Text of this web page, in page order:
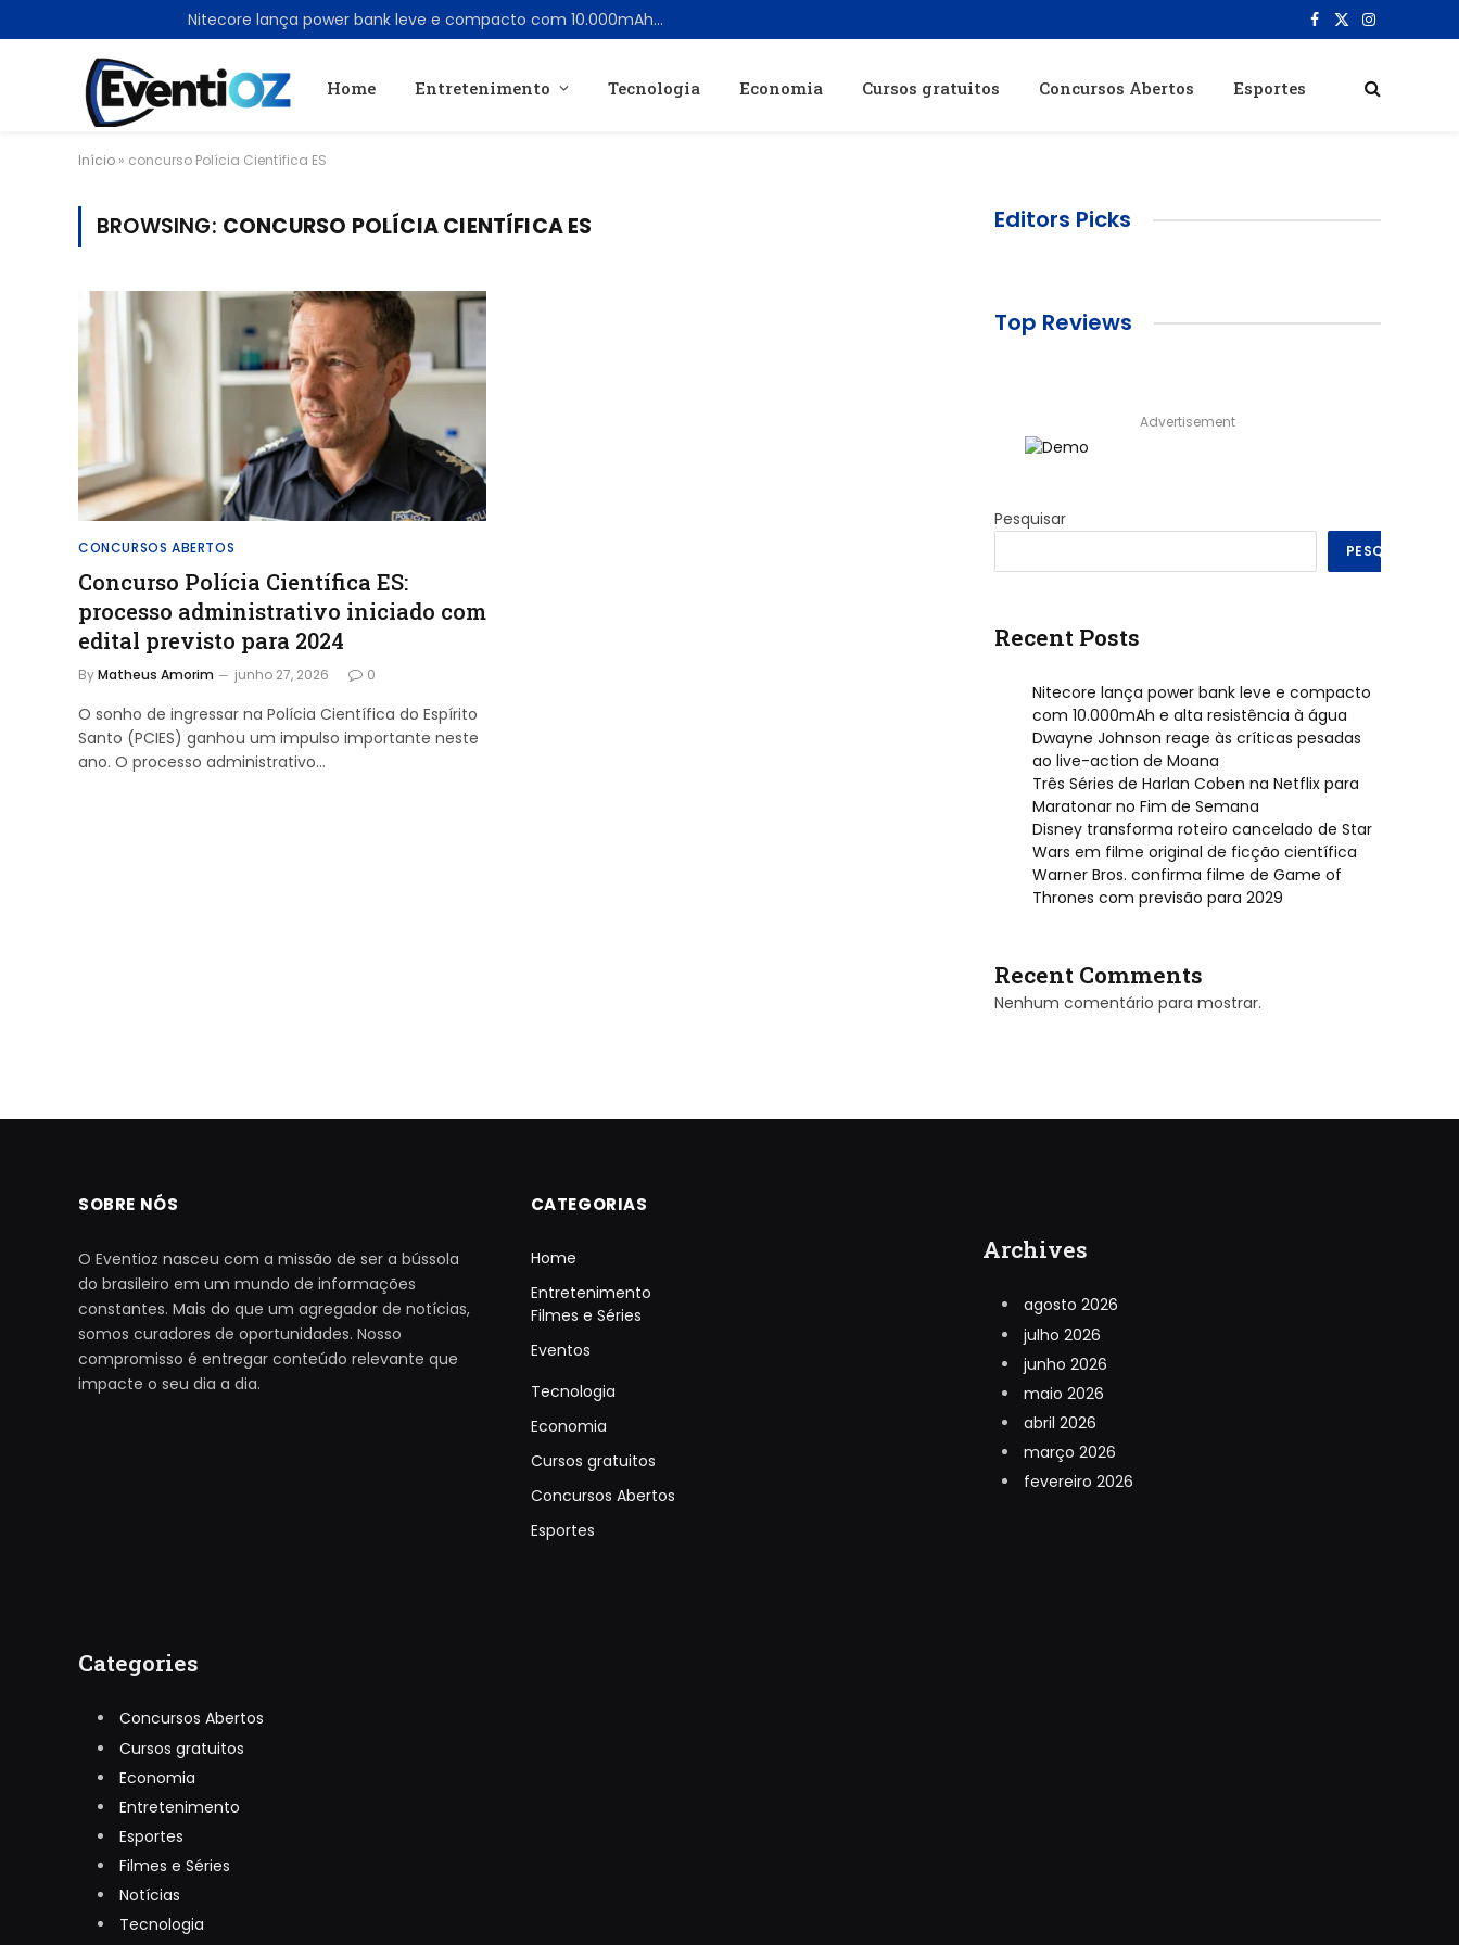
Nitecore lança power bank leve e compacto com 10.000mAh e alta resistência à água Facebook
X
Instagram
Home Entretenimento Tecnologia Economia Cursos gratuitos Concursos Abertos Esportes
Início » concurso Polícia Científica ES
BROWSING: CONCURSO POLÍCIA CIENTÍFICA ES
CONCURSOS ABERTOS
Concurso Polícia Científica ES:
processo administrativo iniciado com
edital previsto para 2024
ByMatheus Amorim junho 27, 2026 0
O sonho de ingressar na Polícia Científica do Espírito
Santo (PCIES) ganhou um impulso importante neste
ano. O processo administrativo…
Editors Picks
Top Reviews
Advertisement
Pesquisar
PESQUISAR
Recent Posts
Nitecore lança power bank leve e compacto
com 10.000mAh e alta resistência à água
Dwayne Johnson reage às críticas pesadas
ao live-action de Moana
Três Séries de Harlan Coben na Netflix para
Maratonar no Fim de Semana
Disney transforma roteiro cancelado de Star
Wars em filme original de ficção científica
Warner Bros. confirma filme de Game of
Thrones com previsão para 2029
Recent Comments
Nenhum comentário para mostrar.
SOBRE NÓS
O Eventioz nasceu com a missão de ser a bússola
do brasileiro em um mundo de informações
constantes. Mais do que um agregador de notícias,
somos curadores de oportunidades. Nosso
compromisso é entregar conteúdo relevante que
impacte o seu dia a dia.
CATEGORIAS
Home
Entretenimento
Filmes e Séries
Eventos
Tecnologia
Economia
Cursos gratuitos
Concursos Abertos
Esportes
Archives
agosto 2026
julho 2026
junho 2026
maio 2026
abril 2026
março 2026
fevereiro 2026
Categories
Concursos Abertos
Cursos gratuitos
Economia
Entretenimento
Esportes
Filmes e Séries
Notícias
Tecnologia